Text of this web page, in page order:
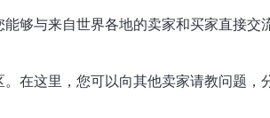
够与来自世界各地的卖家和买家直接
在这里，您可以向其他卖家请教问题